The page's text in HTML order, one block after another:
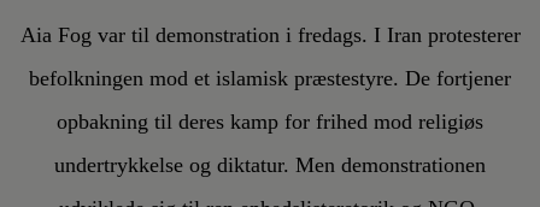
Aia Fog var til demonstration i fredags. I Iran protesterer
befolkningen mod et islamisk præstestyre. De fortjener
opbakning til deres kamp for frihed mod religiøs
undertrykkelse og diktatur. Men demonstrationen